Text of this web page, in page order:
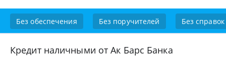
Без обеспечения Без поручителей Без справок
Кредит наличными от Ак Барс Банка